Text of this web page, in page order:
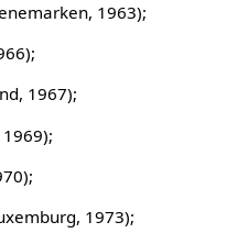
1963);
1967);
1973);